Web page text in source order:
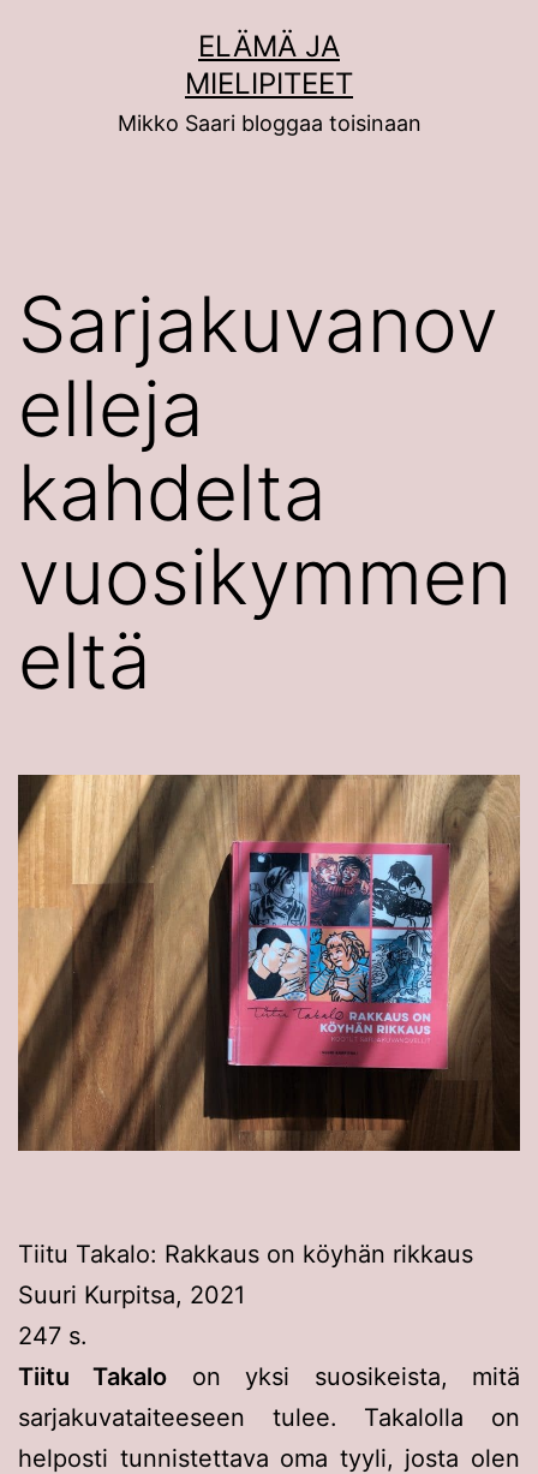
ELÄMÄ JA
MIELIPITEET
Mikko Saari bloggaa toisinaan
Sarjakuvanov
elleja
kahdelta
vuosikymmen
eltä
Tiitu Takalo: Rakkaus on köyhän rikkaus
Suuri Kurpitsa, 2021
247 s.
Tiitu Takalo on yksi suosikeista, mitä
sarjakuvataiteeseen tulee. Takalolla on
helposti tunnistettava oma tyyli, josta olen